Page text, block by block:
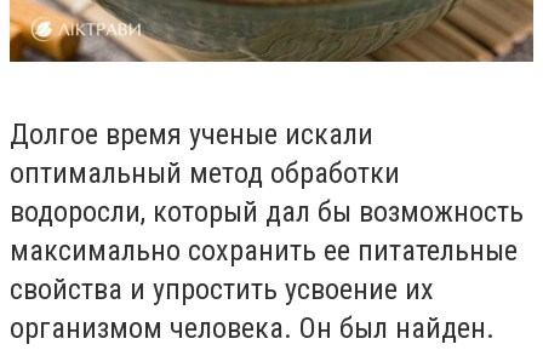
Долгое время ученые искали
оптимальный метод обработки
водоросли, который дал бы возможность
максимально сохранить ее питательные
свойства и упростить усвоение их
организмом человека. Он был найден.